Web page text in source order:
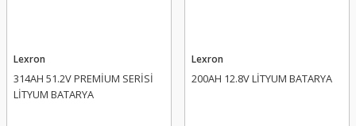
Lexron
314AH 51.2V PREMİUM SERİSİ
LİTYUM BATARYA
Lexron
200AH 12.8V LİTYUM BATARYA